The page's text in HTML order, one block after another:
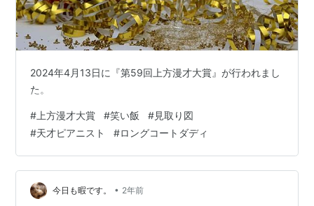
2024年4月13日に『第59回上方漫才大賞』が行われまし
た。
# 上方漫才大賞 #笑い飯 #見取り図
#天才ピアニスト #ロングコートダディ
今日も暇です。 • 2年前